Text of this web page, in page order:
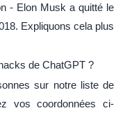
- Elon Musk a quitté le
Expliquons cela plus
de ChatGPT ?
sur notre liste de
vos coordonnées ci-